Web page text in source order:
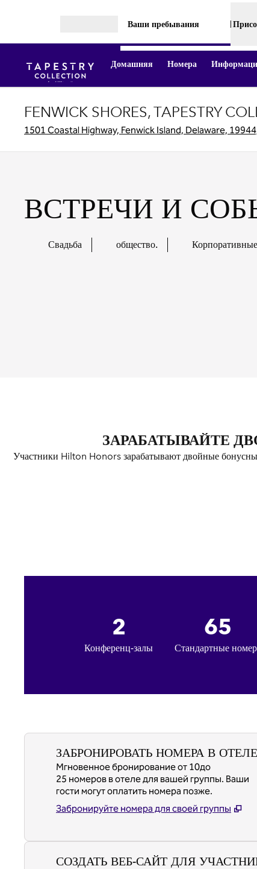
Ваши пребывания
Домашняя Номера
FENWICK SHORES, TAPESTRY
1501 Coastal Highway, Fenwick Island, Delaware,
ВСТРЕЧИ И
Свадьба общество. Корпоративные
ЗАРАБАТЫВАЙТЕ
Участники Hilton Honors зарабатывают двойные
2
Конференц-залы
65
Стандартные
ЗАБРОНИРОВАТЬ НОМЕРА В ОТЕЛЕ
Мгновенное бронирование от 10до
25 номеров в отеле для вашей группы. Ваши
гости могут оплатить номера позже.
Забронируйте номера для своей группы
СОЗДАТЬ ВЕБ-САЙТ ДЛЯ